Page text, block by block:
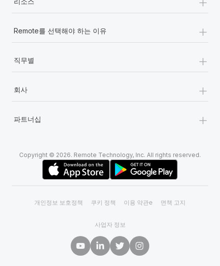
Remote를 선택해야 하는 이유 +
직무별 +
회사 +
파트너십 +
Copyright © 2026. Remote Technology, Inc. All rights reserved.
개인정보 보호정책 쿠키 정책 이용 약관e 면책 고지
사업자 정보